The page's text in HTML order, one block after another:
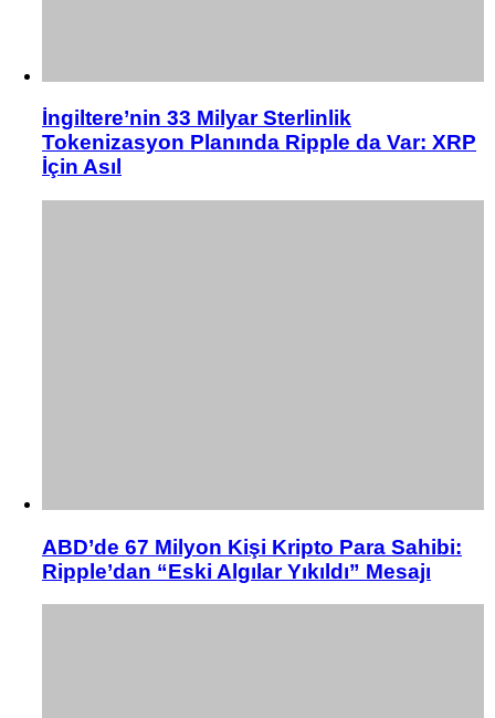
İngiltere’nin 33 Milyar Sterlinlik
Tokenizasyon Planında Ripple da Var: XRP
İçin Asıl
ABD’de 67 Milyon Kişi Kripto Para Sahibi:
Ripple’dan “Eski Algılar Yıkıldı” Mesajı